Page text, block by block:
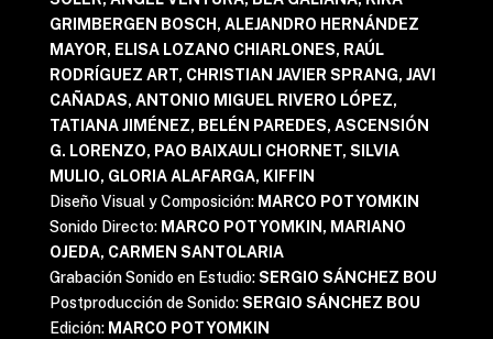
GRIMBERGEN BOSCH, ALEJANDRO HERNÁNDEZ
MAYOR, ELISA LOZANO CHIARLONES, RAÚL
RODRÍGUEZ ART, CHRISTIAN JAVIER SPRANG, JAVI
CAÑADAS, ANTONIO MIGUEL RIVERO LÓPEZ,
TATIANA JIMÉNEZ, BELÉN PAREDES, ASCENSIÓN
G. LORENZO, PAO BAIXAULI CHORNET, SILVIA
MULIO, GLORIAALAFARGA, KIFFIN
Diseño Visual y Composición: MARCO POTYOMKIN
Sonido Directo: MARCO POTYOMKIN, MARIANO
OJEDA, CARMEN SANTOLARIA
Grabación Sonido en Estudio:SERGIO SÁNCHEZ BOU
Postproducción de Sonido:SERGIO SÁNCHEZ BOU
Edición: MARCO POTYOMKIN